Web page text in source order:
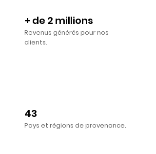
+ de 2 millions
Revenus générés pour nos
clients.
43
Pays et régions de provenance.